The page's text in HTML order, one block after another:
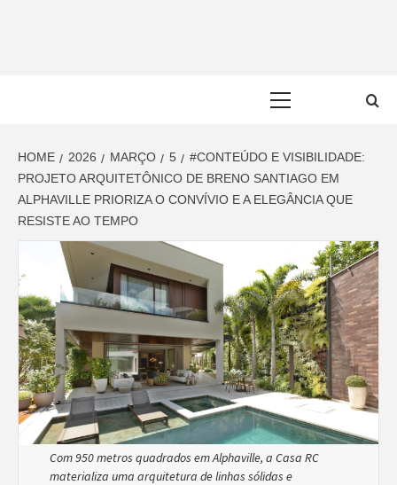
HOME 2026 MARÇO 5
#CONTEÚDO E VISIBILIDADE:
PROJETO ARQUITETÔNICO DE BRENO SANTIAGO EM
ALPHAVILLE PRIORIZA O CONVÍVIO E A ELEGÂNCIA QUE
RESISTE AO TEMPO
Com 950 metros quadrados em Alphaville, a Casa RC
materializa uma arquitetura de linhas sólidas e